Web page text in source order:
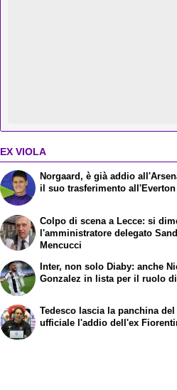
EX VIOLA
Norgaard, è già addio
il suo trasferimento all'Everton
Colpo di scena a Lecce: si
l'amministratore delegato
Mencucci
Inter, non solo Diaby: anche
Gonzalez in lista per il ruolo
Tedesco lascia la panchina del
ufficiale l'addio dell'ex